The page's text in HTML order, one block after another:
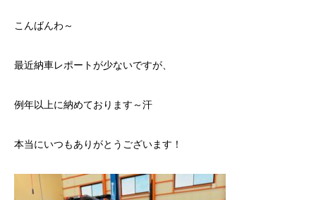
こんばんわ～
最近納車レポートが少ないですが、
例年以上に納めております～汗
本当にいつもありがとうございます！